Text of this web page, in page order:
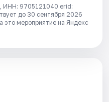
9705121040 erid:
до 30 сентября 2026
это мероприятие на Яндекс